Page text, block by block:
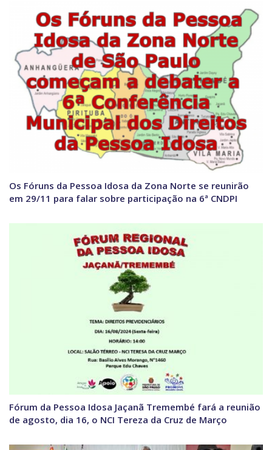
Os Fóruns da Pessoa Idosa da Zona Norte se reunirão
em 29/11 para falar sobre participação na 6ª CNDPI
Fórum da Pessoa Idosa Jaçanã Tremembé fará a reunião
de agosto, dia 16, o NCI Tereza da Cruz de Março